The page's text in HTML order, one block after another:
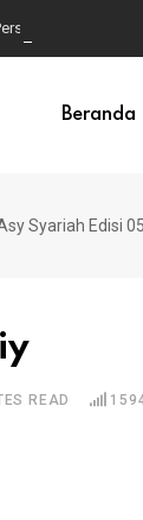
Beranda
Syariah Edisi
READ